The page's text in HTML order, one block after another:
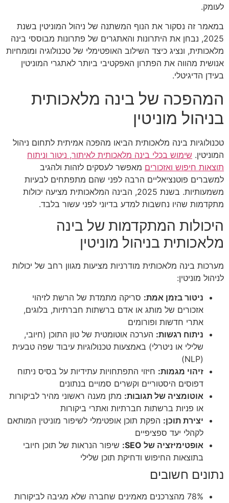
לעומק.
במאמר זה נסקור את הנוף המשתנה של ניהול המוניטין בשנת
2025, נבחן את היתרונות והאתגרים של פתרונות מבוססי בינה
מלאכותית, ונציג כיצד השילוב האופטימלי של טכנולוגיה ומומחיות
אנושית מהווה את הפתרון האפקטיבי ביותר לאתגרי המוניטין
בעידן הדיגיטלי.
המהפכה של בינה מלאכותית
בניהול מוניטין
טכנולוגיות בינה מלאכותית הביאו מהפכה אמיתית לתחום ניהול
המוניטין. שימוש בכלי בינה מלאכותית לאיתור, ניטור וניתוח
תוצאות חיפוש ואזכורים מאפשר לעסקים לזהות ולהגיב
למשברים פוטנציאליים הרבה לפני שהם מתפתחים לבעיות
משמעותיות. בשנת 2025, הבינה המלאכותית מציעה יכולות
מתקדמות שהיו נחשבות למדע בדיוני לפני עשור בלבד.
היכולות המתקדמות של בינה
מלאכותית בניהול מוניטין
מערכות בינה מלאכותית מודרניות מציעות מגוון רחב של יכולות
לניהול מוניטין:
ניטור בזמן אמת: סריקה מתמדת של הרשת לזיהוי
אזכורים של מותג או אדם ברשתות חברתיות, בלוגים,
אתרי חדשות ופורומים
ניתוח רגשות: הערכה אוטומטית של טון התוכן (חיובי,
שלילי או ניטרלי) באמצעות טכנולוגיות עיבוד שפה טבעית
(NLP)
זיהוי מגמות: חיזוי התפתחויות עתידיות על בסיס ניתוח
דפוסים היסטוריים וקשרים סמויים בנתונים
אוטומציה של תגובות: מתן מענה ראשוני מהיר לביקורות
או פניות ברשתות חברתיות ואתרי ביקורות
יצירת תוכן: הפקת תוכן אופטימלי לשיפור מוניטין המותאם
לקהלי יעד ספציפיים
אופטימיזציה של SEO:
שיפור הנראות של תוכן חיובי
בתוצאות החיפוש ודחיקת תוכן שלילי
נתונים חשובים
78% מהצרכנים מאמינים שחברה שלא מגיבה לביקורות